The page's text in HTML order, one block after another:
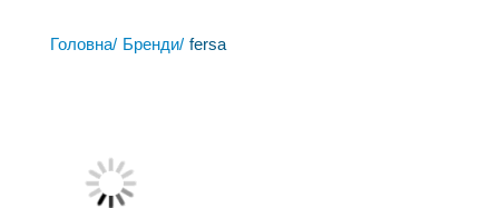
Головна/ Бренди/ fersa